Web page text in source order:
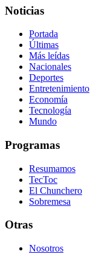
Noticias
Portada
Últimas
Más leídas
Nacionales
Deportes
Entretenimiento
Economía
Tecnología
Mundo
Programas
Resumamos
TecToc
El Chunchero
Sobremesa
Otras
Nosotros